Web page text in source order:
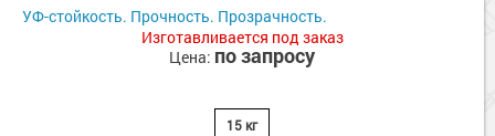
УФ-стойкость. Прочность. Прозрачность.
Изготавливается под заказ
Цена: по запросу
15 кг